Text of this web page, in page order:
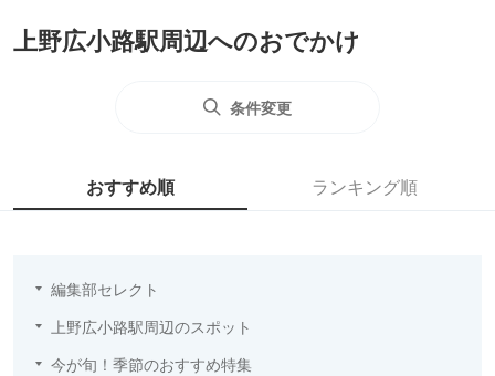
上野広小路駅周辺へのおでかけ
条件変更
おすすめ順 ランキング順
編集部セレクト
上野広小路駅周辺のスポット
今が旬！季節のおすすめ特集